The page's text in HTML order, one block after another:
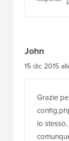
John
15 dic 2015
Grazie
lo